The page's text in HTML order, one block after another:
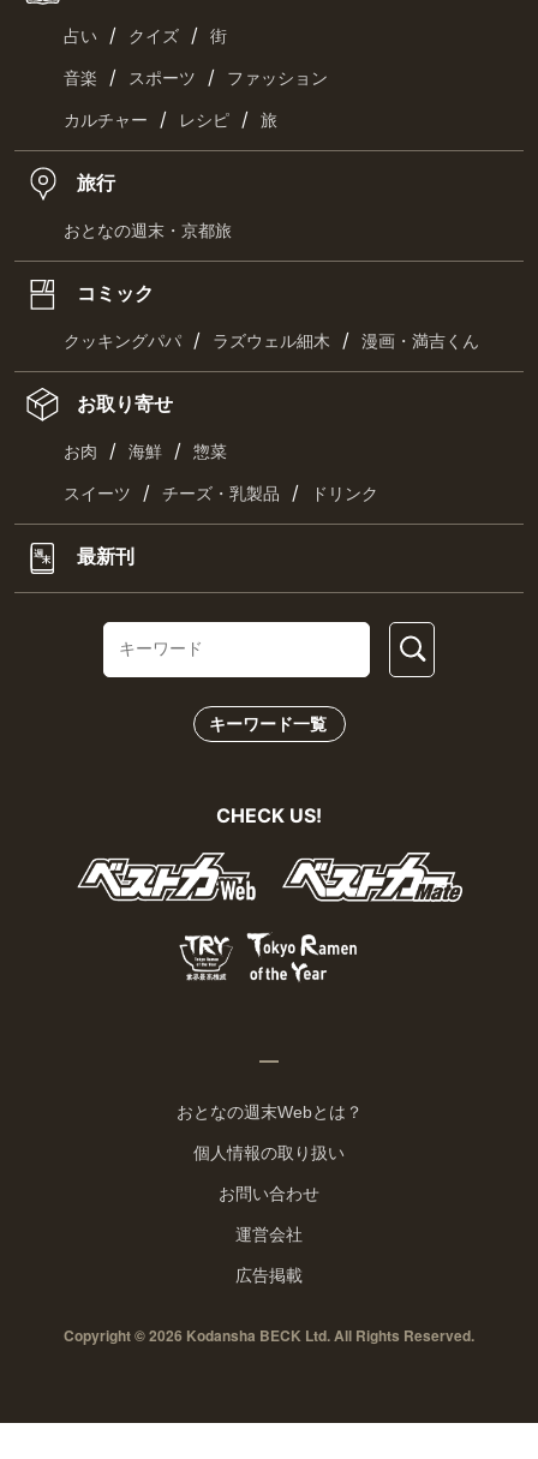
占い / クイズ / 街
音楽 / スポーツ / ファッション
カルチャー / レシピ / 旅
旅行
おとなの週末・京都旅
コミック
クッキングパパ / ラズウェル細木 / 漫画・満吉くん
お取り寄せ
お肉 / 海鮮 / 惣菜
スイーツ / チーズ・乳製品 / ドリンク
最新刊
キーワード一覧
CHECK US!
おとなの週末Webとは？
個人情報の取り扱い
お問い合わせ
運営会社
広告掲載
Copyright © 2026 Kodansha BECK Ltd. All Rights Reserved.